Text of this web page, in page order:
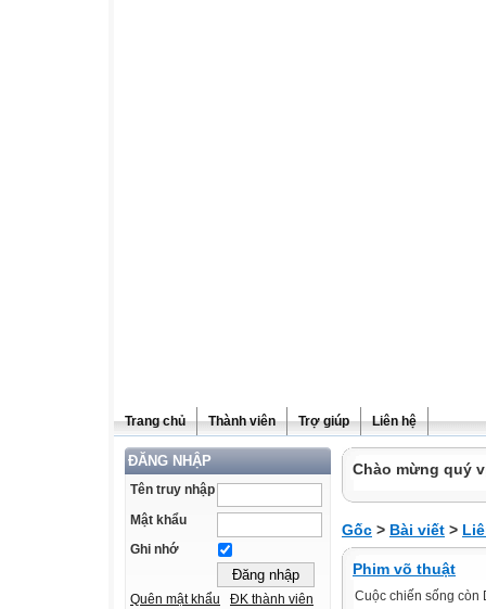
Trang chủ Thành viên Trợ giúp Liên hệ
ĐĂNG NHẬP
Tên truy nhập
Mật khẩu
Ghi nhớ
Quên mật khẩu ĐK thành viên
Chào mừng quý
Gốc > Bài viết >
Phim võ thuật
Cuộc chiến sống còn